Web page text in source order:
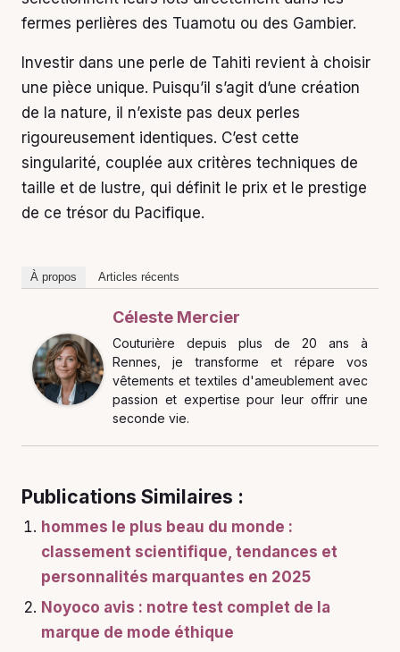
fermes perlières des Tuamotu ou des Gambier.
Investir dans une perle de Tahiti revient à choisir
une pièce unique. Puisqu’il s’agit d’une création
de la nature, il n’existe pas deux perles
rigoureusement identiques. C’est cette
singularité, couplée aux critères techniques de
taille et de lustre, qui définit le prix et le prestige
de ce trésor du Pacifique.
À propos Articles récents
Céleste Mercier
Couturière depuis plus de 20 ans à
Rennes, je transforme et répare vos
vêtements et textiles d'ameublement avec
passion et expertise pour leur offrir une
seconde vie.
Publications Similaires :
hommes le plus beau du monde :
classement scientifique, tendances et
personnalités marquantes en 2025
Noyoco avis : notre test complet de la
marque de mode éthique